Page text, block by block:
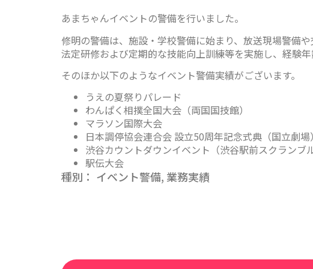
あまちゃんイベントの警備を行いました。
修明の警備は、施設・学校警備に始まり、放送現場警備
法定研修および定期的な技能向上訓練等を実施し、経験
そのほか以下のようなイベント警備実績がございます。
うえの夏祭りパレード
わんぱく相撲全国大会（両国国技館）
マラソン国際大会
日本調停協会連合会 設立50周年記念式典（国立劇場）
渋谷カウントダウンイベント（渋谷駅前スクランブ
駅伝大会
種別： イベント警備, 業務実績